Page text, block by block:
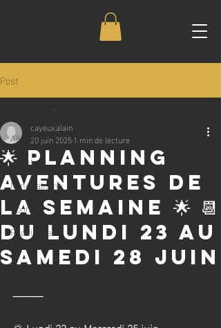
Post
All Posts
Aventure
Minimalisme
Sport
Paddleboard
🌟 Planning
Aventures de
la Semaine 🌟 📆
Du lundi 23 au
samedi 28 juin
cayeux.alain
20 juin 20251 min de lecture
⸻